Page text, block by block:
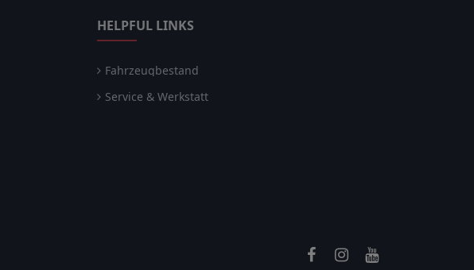
HELPFUL LINKS
Fahrzeugbestand
Service & Werkstatt